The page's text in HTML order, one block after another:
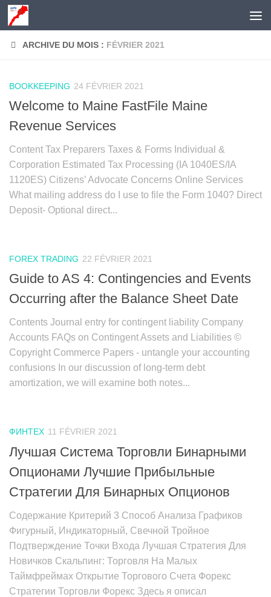
Skip to content
ARCHIVE DU MOIS : FÉVRIER 2021
BOOKKEEPING 24 FÉVRIER 2021
Welcome to Maine FastFile Maine
Revenue Services
Content Tax Preparers Taxes & Forms Individual &
Corporation Estimated Tax Processing (IA 1040ES/IA
1120ES) Citizens’ Advocate Concerns Online Services
What mailing address do I use to file the Form 1040? Direct
Deposit- Optional direct...
FOREX TRADING 22 FÉVRIER 2021
Guide to AS 4: Contingencies and Events
Occurring after the Balance Sheet Date
Contents Journal entry for contingent liability Company
Accounts FAQs on Contingent Assets and Liabilities ©
Copyright Commerce Papers ‑ untangle your accounting
confusions In our discussion of long-term debt
amortization, we will examine both notes...
ФИНТЕХ 11 FÉVRIER 2021
Лучшая Система Торговли Бинарными
Опционами Лучшие Прибыльные
Стратегии Для Бинарных Опционов
Содержание Критерий 3 Способ Анализа Графиков
Фигурный, Индикаторный, Свечной Тройное
Подтверждение Точки Входа Лучшая Стратегия Для
Новичков Скальпинг: Торговля На Малых
Таймфреймах Открытие Торгового Счета Форекс
Стратегии Торговли Форекс Здесь я описал